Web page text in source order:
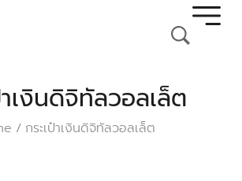
าเงินดิจิทัลวอลเล็ต
/ กระเป๋าเงินดิจิทัลวอลเล็ต